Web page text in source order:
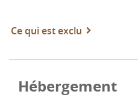
Ce qui est exclu
Hébergement